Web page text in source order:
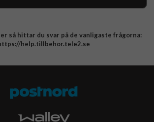
så hittar du svar på de vanligaste frågorna:
help.tillbehor.tele2.se